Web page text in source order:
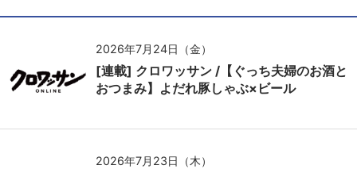
2026年7月24日（金）
[連載] クロワッサン /【ぐっち夫婦のお酒と
おつまみ】よだれ豚しゃぶ×ビール
2026年7月23日（木）